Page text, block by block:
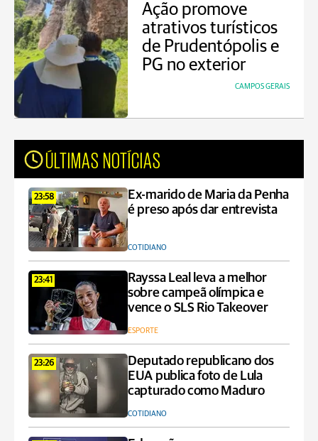
Ação promove
atrativos turísticos
de Prudentópolis e
PG no exterior
CAMPOS GERAIS
ÚLTIMAS NOTÍCIAS
23:58
Ex-marido de Maria da Penha
é preso após dar entrevista
COTIDIANO
23:41
Rayssa Leal leva a melhor
sobre campeã olímpica e
vence o SLS Rio Takeover
ESPORTE
23:26
Deputado republicano dos
EUA publica foto de Lula
capturado como Maduro
COTIDIANO